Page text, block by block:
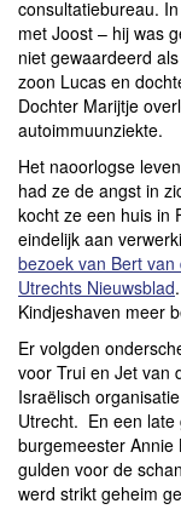
consultatiebureau.
met Joost – hij was
niet gewaardeerd
zoon Lucas en
Dochter Marijtje
autoimmuunziekte.
Het naoorlogse
had ze de angst in
kocht ze een huis in
eindelijk aan
bezoek van Bert
Utrechts Nieuwsblad
Kindjeshaven meer
Er volgden
voor Trui en Jet van
Israëlisch
Utrecht. En een late
burgemeester Annie
gulden voor de
werd strikt geheim